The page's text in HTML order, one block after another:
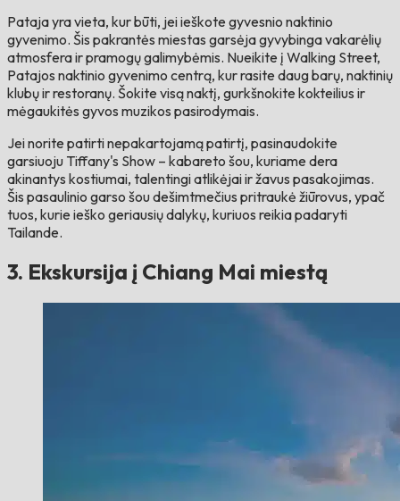
Pataja yra vieta, kur būti, jei ieškote gyvesnio naktinio
gyvenimo. Šis pakrantės miestas garsėja gyvybinga vakarėlių
atmosfera ir pramogų galimybėmis. Nueikite į Walking Street,
Patajos naktinio gyvenimo centrą, kur rasite daug barų, naktinių
klubų ir restoranų. Šokite visą naktį, gurkšnokite kokteilius ir
mėgaukitės gyvos muzikos pasirodymais.
Jei norite patirti nepakartojamą patirtį, pasinaudokite
garsiuoju Tiffany's Show – kabareto šou, kuriame dera
akinantys kostiumai, talentingi atlikėjai ir žavus pasakojimas.
Šis pasaulinio garso šou dešimtmečius pritraukė žiūrovus, ypač
tuos, kurie ieško geriausių dalykų, kuriuos reikia padaryti
Tailande.
3. Ekskursija į Chiang Mai miestą